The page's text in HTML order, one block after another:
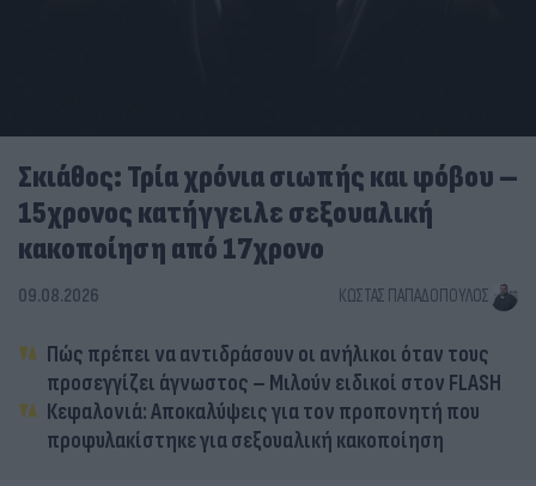
Σκιάθος: Τρία χρόνια σιωπής και φόβου –
15χρονος κατήγγειλε σεξουαλική
κακοποίηση από 17χρονο
09.08.2026 ΚΏΣΤΑΣ ΠΑΠΑΔΌΠΟΥΛΟΣ
Πώς πρέπει να αντιδράσουν οι ανήλικοι όταν τους
προσεγγίζει άγνωστος – Μιλούν ειδικοί στον FLASH
Κεφαλονιά: Αποκαλύψεις για τον προπονητή που
προφυλακίστηκε για σεξουαλική κακοποίηση